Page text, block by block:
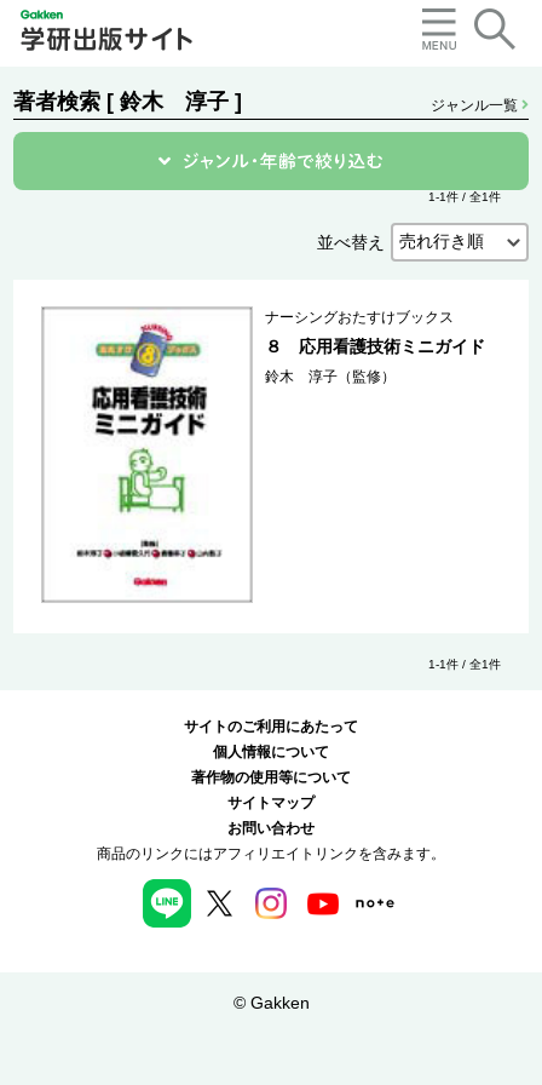
著者検索 [ 鈴木 淳子 ] ジャンル一覧
1-1件 / 全1件
並べ替え
ナーシングおたすけブックス
８ 応用看護技術ミニガイド
鈴木 淳子（監修）
1-1件 / 全1件
サイトのご利用にあたって
個人情報について
著作物の使用等について
サイトマップ
お問い合わせ
商品のリンクにはアフィリエイトリンクを含みます。
© Gakken